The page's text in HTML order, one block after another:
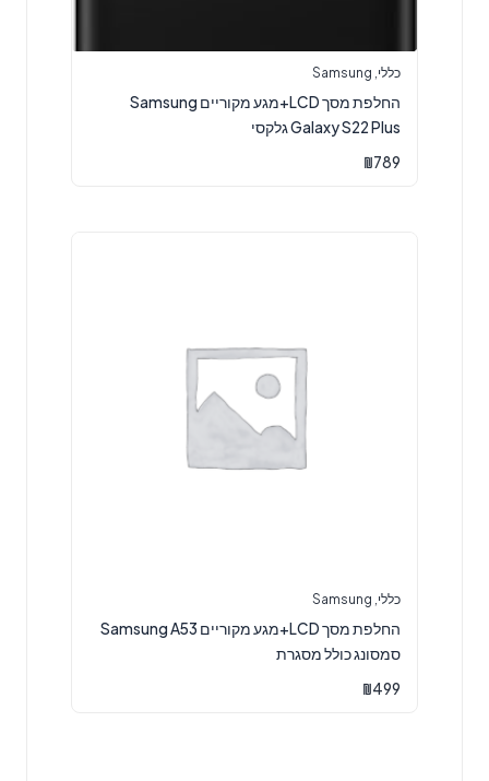
כללי,
Samsung
החלפת מסך LCD+מגע מקוריים Samsung
Galaxy S22 Plus גלקסי
₪789
כללי,
Samsung
החלפת מסך LCD+מגע מקוריים Samsung A53
סמסונג כולל מסגרת
₪499